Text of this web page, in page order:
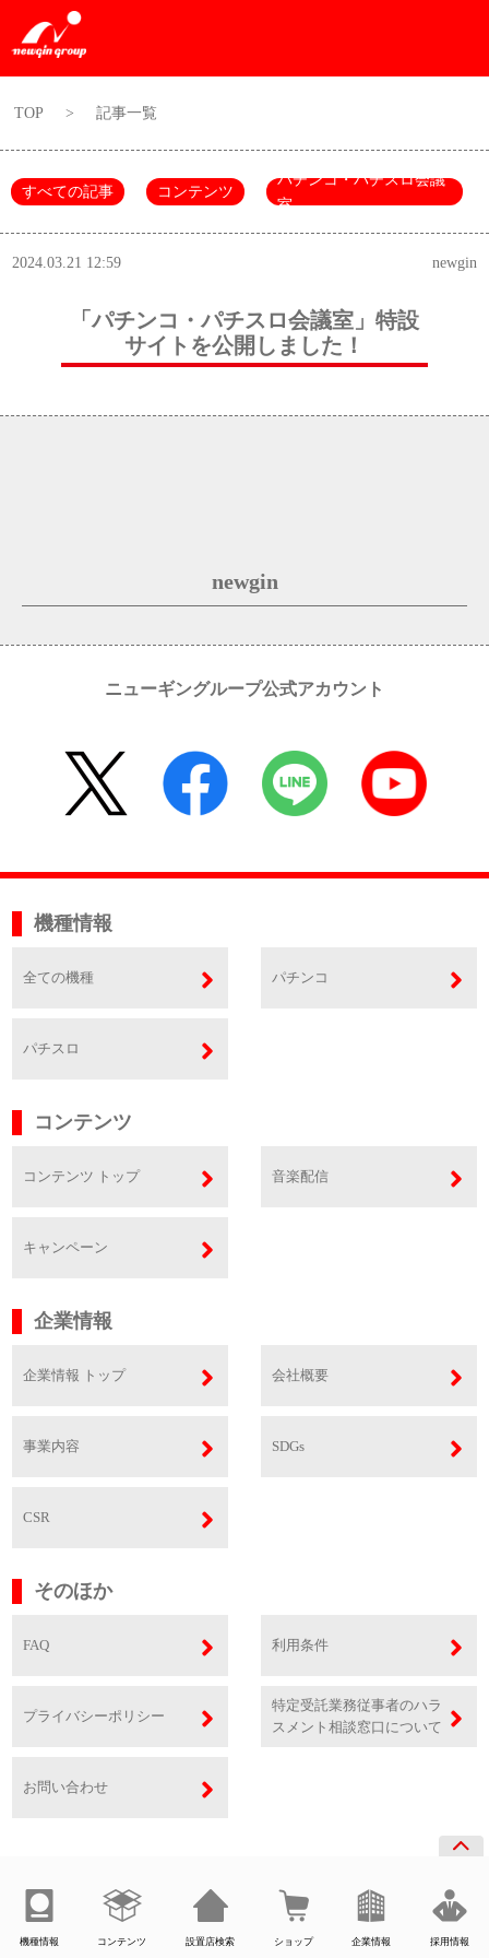
機種情報 コンテンツ 設置店検索 ショップ 企業情報 採用情報
TOP > 記事一覧
すべての記事 コンテンツ
パチンコ・パチスロ会議
室
2024.03.21 12:59 newgin
「パチンコ・パチスロ会議室」特設
サイトを公開しました！
newgin
ニューギングループ公式アカウント
機種情報
全ての機種 パチンコ
パチスロ
コンテンツ
コンテンツ トップ 音楽配信
キャンペーン
企業情報
企業情報 トップ 会社概要
事業内容 SDGs
CSR
そのほか
FAQ 利用条件
プライバシーポリシー
特定受託業務従事者のハラ
スメント相談窓口について
お問い合わせ